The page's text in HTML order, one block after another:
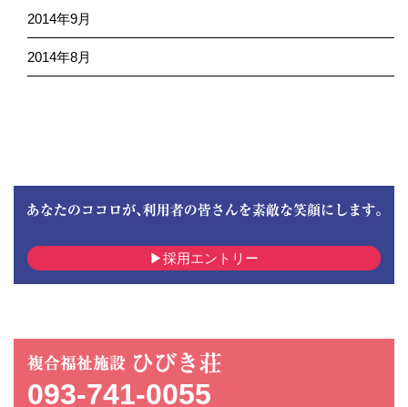
2014年9月
2014年8月
採用エントリー
093-741-0055